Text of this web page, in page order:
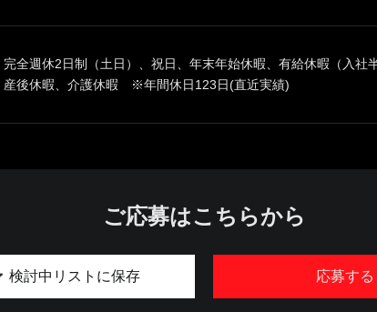
完全週休2日制（土日）、祝日、年末年始休暇、有給休暇（入社
産後休暇、介護休暇 ※年間休日123日(直近実績)
ご応募はこちらから
応募する
検討中リストに保存